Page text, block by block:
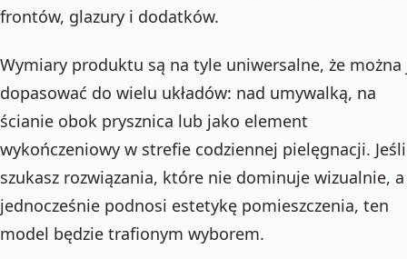
frontów, glazury i dodatków.
Wymiary produktu są na tyle uniwersalne, że można
dopasować do wielu układów: nad umywalką, na
ścianie obok prysznica lub jako element
wykończeniowy w strefie codziennej pielęgnacji. Jeśli
szukasz rozwiązania, które nie dominuje wizualnie, a
jednocześnie podnosi estetykę pomieszczenia, ten
model będzie trafionym wyborem.